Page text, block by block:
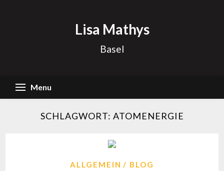
Lisa Mathys
Basel
Menu
SCHLAGWORT: ATOMENERGIE
ALLGEMEIN BLOG